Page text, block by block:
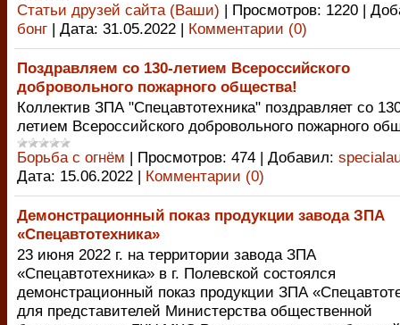
Статьи друзей сайта (Ваши) | Просмотров: 1220 |
бонг | Дата: 31.05.2022 | Комментарии (0)
Поздравляем со 130-летием Всероссийского
добровольного пожарного общества!
Коллектив ЗПА "Спецавтотехника" поздравляет со
летием Всероссийского добровольного пожарного
Борьба с огнём | Просмотров: 474 | Добавил:
Дата: 15.06.2022 | Комментарии (0)
Демонстрационный показ продукции завода ЗПА
«Спецавтотехника»
23 июня 2022 г. на территории завода ЗПА
«Спецавтотехника» в г. Полевской состоялся
демонстрационный показ продукции ЗПА
для представителей Министерства общественной